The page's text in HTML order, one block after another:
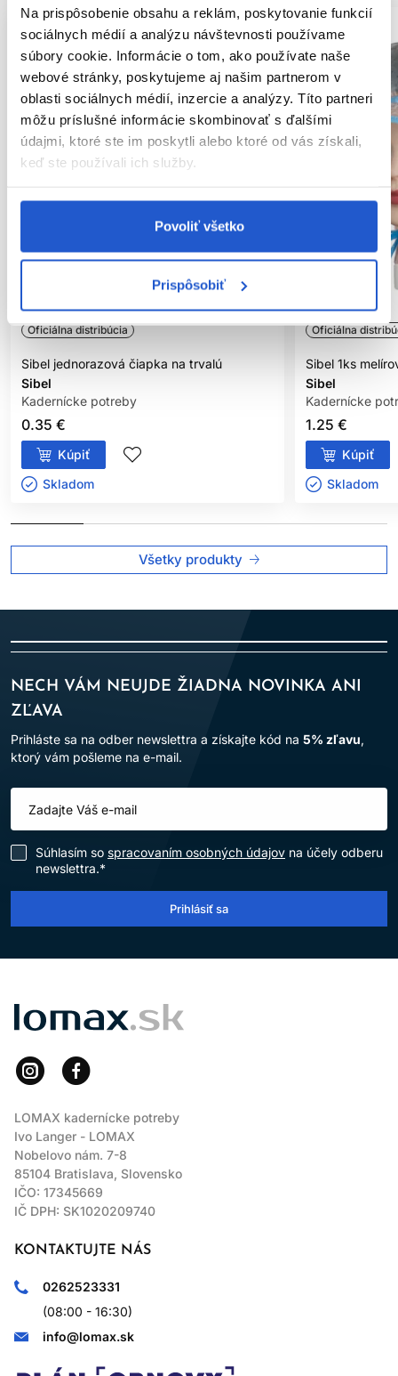
Na prispôsobenie obsahu a reklám, poskytovanie funkcií
sociálnych médií a analýzu návštevnosti používame
súbory cookie. Informácie o tom, ako používate naše
webové stránky, poskytujeme aj našim partnerom v
oblasti sociálnych médií, inzercie a analýzy. Títo partneri
môžu príslušné informácie skombinovať s ďalšími
údajmi, ktoré ste im poskytli alebo ktoré od vás získali,
keď ste používali ich služby.
Povoliť všetko
Prispôsobiť
Oficiálna distribúcia
Sibel jednorazová čiapka na trvalú
Sibel
Kadernícke potreby
0.35 €
Kúpiť
Skladom ㅤ
Oficiálna
Sibel 1ks
Sibel
Kadernícke
1.25 €
Kúpiť
Skladom ㅤ
Všetky produkty
NECH VÁM NEUJDE ŽIADNA NOVINKA ANI
ZĽAVA
Prihláste sa na odber newslettra a získajte kód na 5% zľavu,
ktorý vám pošleme na e-mail.
Súhlasím so spracovaním osobných údajov na účely odberu
newslettra.*
Prihlásiť sa
LOMAX
LOMAX kadernícke potreby
Ivo Langer - LOMAX
Nobelovo nám. 7-8
85104 Bratislava, Slovensko
IČO: 17345669
IČ DPH: SK1020209740
KONTAKTUJTE NÁS
0262523331
(08:00 - 16:30)
info@lomax.sk